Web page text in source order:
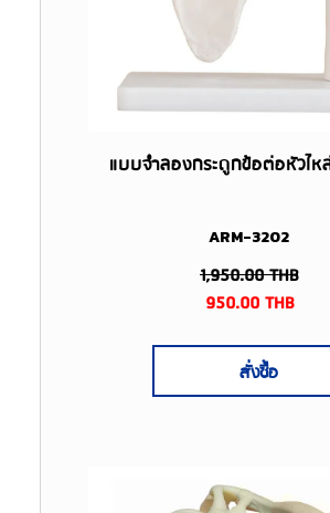
แบบจำลองกระดูกข้อต่อหัวไห
ARM-3202
1,950.00THB
950.00THB
สั่งซื้อ